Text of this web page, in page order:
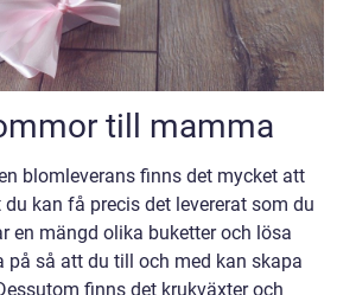
till mamma
blomleverans finns det mycket att
kan få precis det levererat som du
en mängd olika buketter och lösa
på så att du till och med kan skapa
finns det krukväxter och